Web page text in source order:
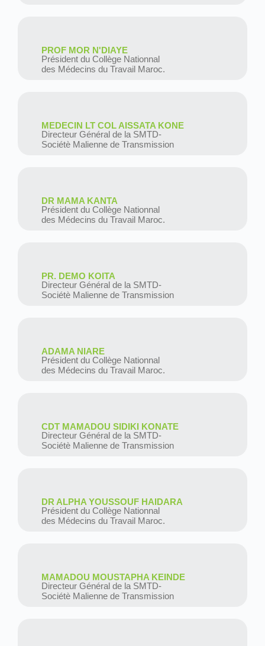
PROF MOR N'DIAYE
Président du Collège Nationnal
des Médecins du Travail Maroc.
MEDECIN LT COL AISSATA KONE
Directeur Général de la SMTD-
Sociétè Malienne de Transmission
DR MAMA KANTA
Président du Collège Nationnal
des Médecins du Travail Maroc.
PR. DEMO KOITA
Directeur Général de la SMTD-
Sociétè Malienne de Transmission
ADAMA NIARE
Président du Collège Nationnal
des Médecins du Travail Maroc.
CDT MAMADOU SIDIKI KONATE
Directeur Général de la SMTD-
Sociétè Malienne de Transmission
DR ALPHA YOUSSOUF HAIDARA
Président du Collège Nationnal
des Médecins du Travail Maroc.
MAMADOU MOUSTAPHA KEINDE
Directeur Général de la SMTD-
Sociétè Malienne de Transmission